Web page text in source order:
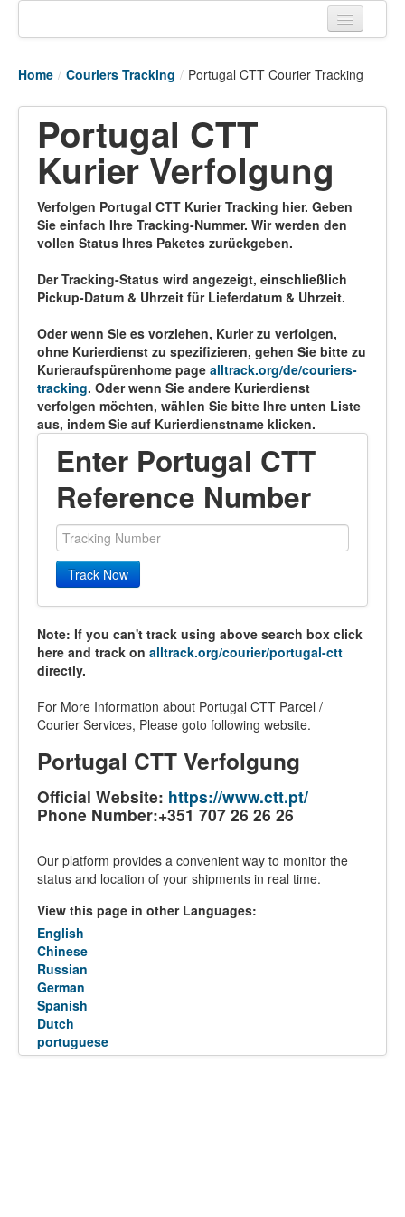
Tracking links
Couriers Tracking
Air Cargo Tracking
Vessel Tracking
Port Of Calls
Home / Couriers Tracking / Portugal CTT Courier Tracking
Portugal CTT
Kurier Verfolgung
Verfolgen Portugal CTT Kurier Tracking hier. Geben
Sie einfach Ihre Tracking-Nummer. Wir werden den
vollen Status Ihres Paketes zurückgeben.
Der Tracking-Status wird angezeigt, einschließlich
Pickup-Datum & Uhrzeit für Lieferdatum & Uhrzeit.
Oder wenn Sie es vorziehen, Kurier zu verfolgen,
ohne Kurierdienst zu spezifizieren, gehen Sie bitte zu
Kurieraufspürenhome page alltrack.org/de/couriers-
tracking. Oder wenn Sie andere Kurierdienst
verfolgen möchten, wählen Sie bitte Ihre unten Liste
aus, indem Sie auf Kurierdienstname klicken.
Enter Portugal CTT
Reference Number
Track Now
Note: If you can't track using above search box click
here and track on alltrack.org/courier/portugal-ctt
directly.
For More Information about Portugal CTT Parcel /
Courier Services, Please goto following website.
Portugal CTT Verfolgung
Official Website: https://www.ctt.pt/
Phone Number:+351 707 26 26 26
Our platform provides a convenient way to monitor the
status and location of your shipments in real time.
View this page in other Languages:
English
Chinese
Russian
German
Spanish
Dutch
portuguese